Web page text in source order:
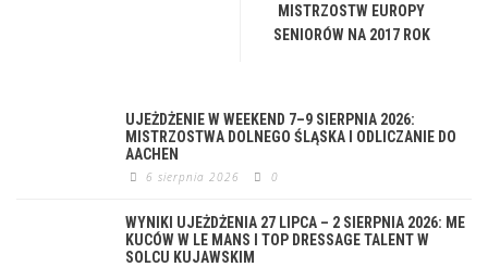
MISTRZOSTW EUROPY
SENIORÓW NA 2017 ROK
UJEŻDŻENIE W WEEKEND 7–9 SIERPNIA 2026:
MISTRZOSTWA DOLNEGO ŚLĄSKA I ODLICZANIE DO
AACHEN
6 sierpnia 2026 0
WYNIKI UJEŻDŻENIA 27 LIPCA – 2 SIERPNIA 2026: ME
KUCÓW W LE MANS I TOP DRESSAGE TALENT W
SOLCU KUJAWSKIM